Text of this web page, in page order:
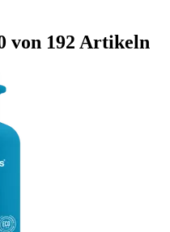
von 192 Artikeln